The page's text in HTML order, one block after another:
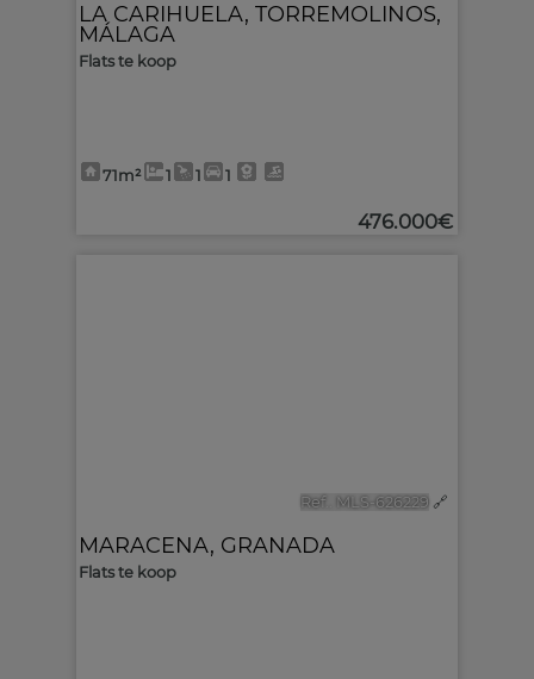
LA CARIHUELA, TORREMOLINOS,
MÁLAGA
Flats te koop
71m² 1 1 1
476.000€
Ref.. MLS-626229 🔗
MARACENA, GRANADA
Flats te koop